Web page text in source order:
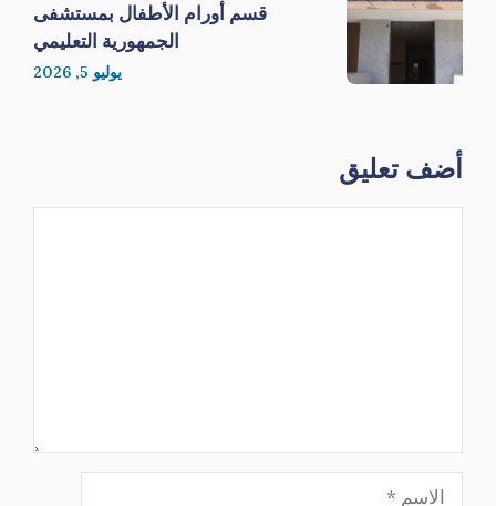
قسم أورام الأطفال بمستشفى
الجمهورية التعليمي
يوليو 5, 2026
أضف تعليق
الاسم